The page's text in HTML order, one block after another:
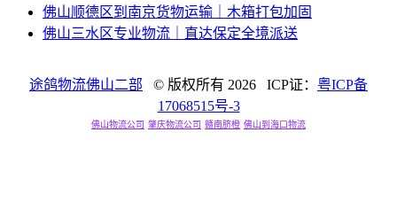
佛山顺德区到南京货物运输｜木箱打包加固
佛山三水区专业物流｜直达保定全境派送
途鸽物流佛山二部 © 版权所有 2026 ICP证： 粤ICP备
17068515号-3
佛山物流公司 肇庆物流公司 赣南脐橙 佛山到海口物流